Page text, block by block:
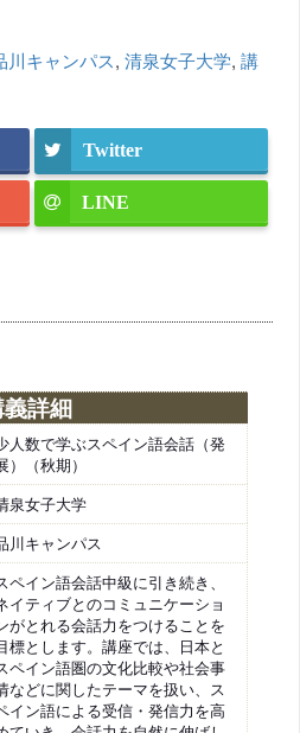
川キャンパス,清泉女子大学,講
Twitter
LINE
詳細
人数で学ぶスペイン語会話（発
）（秋期）
泉女子大学
川キャンパス
ペイン語会話中級に引き続き、
イティブとのコミュニケーショ
がとれる会話力をつけることを
標とします。講座では、日本と
ペイン語圏の文化比較や社会事
などに関したテーマを扱い、ス
イン語による受信・発信力を高